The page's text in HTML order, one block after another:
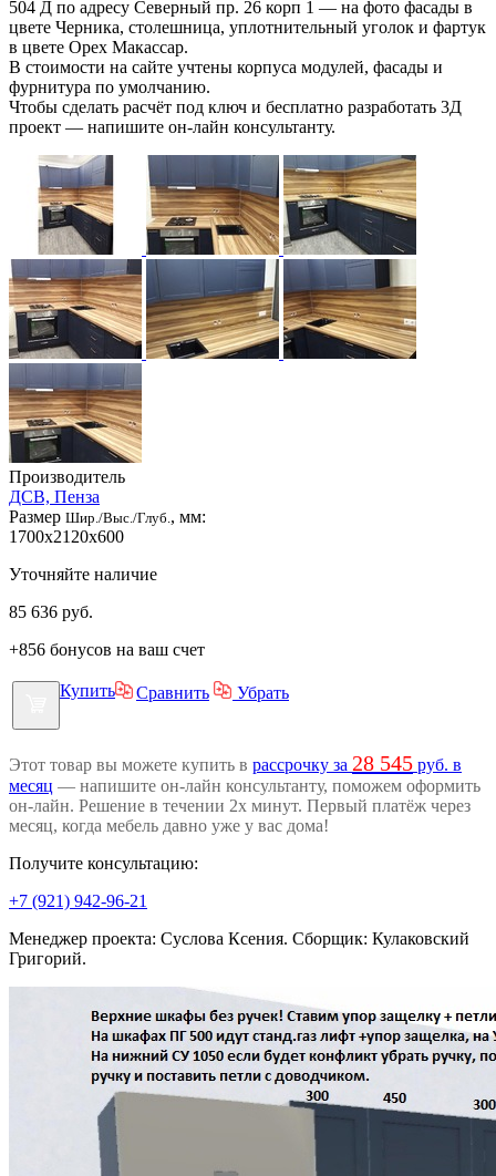
504 Д по адресу Северный пр. 26 корп 1 — на фото фасады в
цвете Черника, столешница, уплотнительный уголок и фартук
в цвете Орех Макассар.
В стоимости на сайте учтены корпуса модулей, фасады и
фурнитура по умолчанию.
Чтобы сделать расчёт под ключ и бесплатно разработать 3Д
проект — напишите он-лайн консультанту.
Производитель
ДСВ, Пенза
Размер Шир./Выс./Глуб. , мм:
1700x2120x600
Уточняйте наличие
85 636 руб.
+856 бонусов на ваш счет
Купить Сравнить Убрать
Этот товар вы можете купить в рассрочку за 28 545 руб. в
месяц — напишите он-лайн консультанту, поможем оформить
он-лайн. Решение в течении 2х минут. Первый платёж через
месяц, когда мебель давно уже у вас дома!
Получите консультацию:
+7 (921) 942-96-21
Менеджер проекта: Суслова Ксения. Сборщик: Кулаковский
Григорий.